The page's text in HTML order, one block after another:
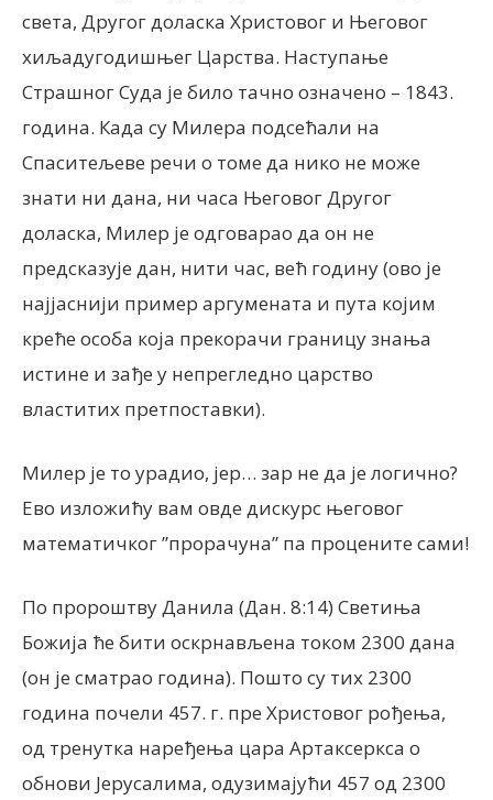
света, Другог доласка Христовог и Његовог
хиљадугодишњег Царства. Наступање
Страшног Суда је било тачно означено – 1843.
година. Када су Милера подсећали на
Спаситељеве речи о томе да нико не може
знати ни дана, ни часа Његовог Другог
доласка, Милер је одговарао да он не
предсказује дан, нити час, већ годину (ово је
најјаснији пример аргумената и пута којим
креће особа која прекорачи границу знања
истине и зађе у непрегледно царство
властитих претпоставки).
Милер је то урадио, јер… зар не да је логично?
Ево изложићу вам овде дискурс његовог
математичког ”прорачуна” па процените сами!
По пророштву Данила (Дан. 8:14) Светиња
Божија ће бити оскрнављена током 2300 дана
(он је сматрао година). Пошто су тих 2300
година почели 457. г. пре Христовог рођења,
од тренутка наређења цара Артаксеркса о
обнови Јерусалима, одузимајући 457 од 2300